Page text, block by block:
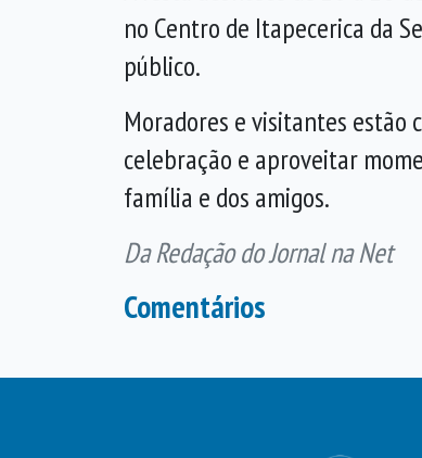
no Centro de Itapecerica da
público.
Moradores e visitantes estão
celebração e aproveitar
família e dos amigos.
Da Redação do Jornal na Net
Comentários